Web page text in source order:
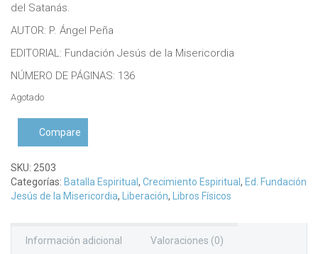
del Satanás.
AUTOR: P. Ángel Peña
EDITORIAL: Fundación Jesús de la Misericordia
NÚMERO DE PÁGINAS: 136
Agotado
Compare
SKU: 2503
Categorías: Batalla Espiritual , Crecimiento Espiritual , Ed. Fundación
Jesús de la Misericordia, Liberación, Libros Físicos
Información adicional Valoraciones (0)